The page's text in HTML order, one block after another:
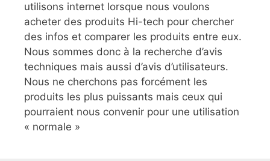
utilisons internet lorsque nous voulons
acheter des produits Hi-tech pour chercher
des infos et comparer les produits entre eux.
Nous sommes donc à la recherche d’avis
techniques mais aussi d’avis d’utilisateurs.
Nous ne cherchons pas forcément les
produits les plus puissants mais ceux qui
pourraient nous convenir pour une utilisation
« normale »